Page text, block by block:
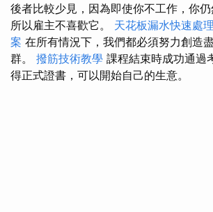
後者比較少見，因為即使你不工作，你仍
所以雇主不喜歡它。 天花板漏水快速處理
案 在所有情況下，我們都必須努力創造
群。 撥筋技術教學 課程結束時成功通過
得正式證書，可以開始自己的生意。